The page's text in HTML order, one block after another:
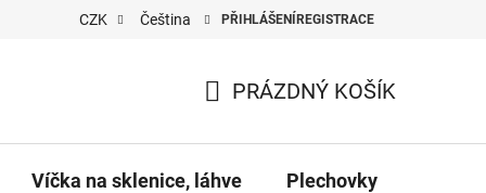
CZK Čeština PŘIHLÁŠENÍ REGISTRACE
KOŠÍK
PRÁZDNÝ KOŠÍK
Víčka na sklenice, láhve Plechovky